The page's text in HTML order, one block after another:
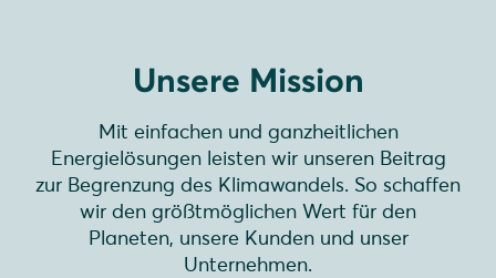
Unsere Mission
Mit einfachen und ganzheitlichen
Energielösungen leisten wir unseren Beitrag
zur Begrenzung des Klimawandels. So schaffen
wir den größtmöglichen Wert für den
Planeten, unsere Kunden und unser
Unternehmen.